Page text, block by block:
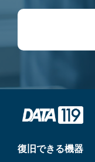
復旧できる機器